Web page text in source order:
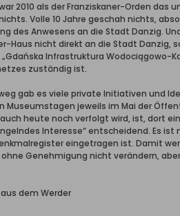
2010 als der Franziskaner-Orden
Volle 10 Jahre geschah nichts,
des Anwesens an die Stadt Danzig.
Haus nicht direkt an die Stadt
„Gdańska Infrastruktura Wodociągowo-
zuständig ist.
gab es viele private Initiativen und
Museumstagen jeweils im Mai der
heute noch verfolgt wird, ist, dort
Interesse“ entscheidend. Es
eingetragen ist. Damit
Genehmigung nicht verändern,
dem Werder